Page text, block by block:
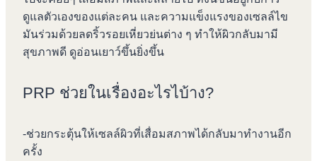
ดูแลตัวเองของแต่ละคน และความแข็งแรงของเซลล์ไข
มันร่วมด้วยลดริ้วรอยเหี่ยวย่นต่าง ๆ ทำให้ผิวกลับมามี
สุขภาพดี ดูอ่อนเยาว์ขึ้นยิ่งขึ้น
PRP ช่วยในเรื่องอะไรไบ้าง?
-ช่วยกระตุ้นให้เซลล์ผิวที่เสื่อมสภาพได้กลับมาทำงานอีก
ครั้ง